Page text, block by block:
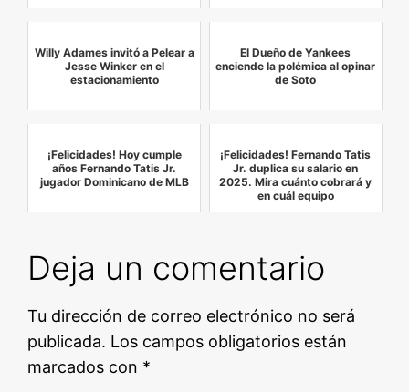
Willy Adames invitó a Pelear a
Jesse Winker en el
estacionamiento
El Dueño de Yankees
enciende la polémica al opinar
de Soto
¡Felicidades! Hoy cumple
años Fernando Tatis Jr.
jugador Dominicano de MLB
¡Felicidades! Fernando Tatis
Jr. duplica su salario en
2025. Mira cuánto cobrará y
en cuál equipo
Deja un comentario
Tu dirección de correo electrónico no será
publicada. Los campos obligatorios están
marcados con *